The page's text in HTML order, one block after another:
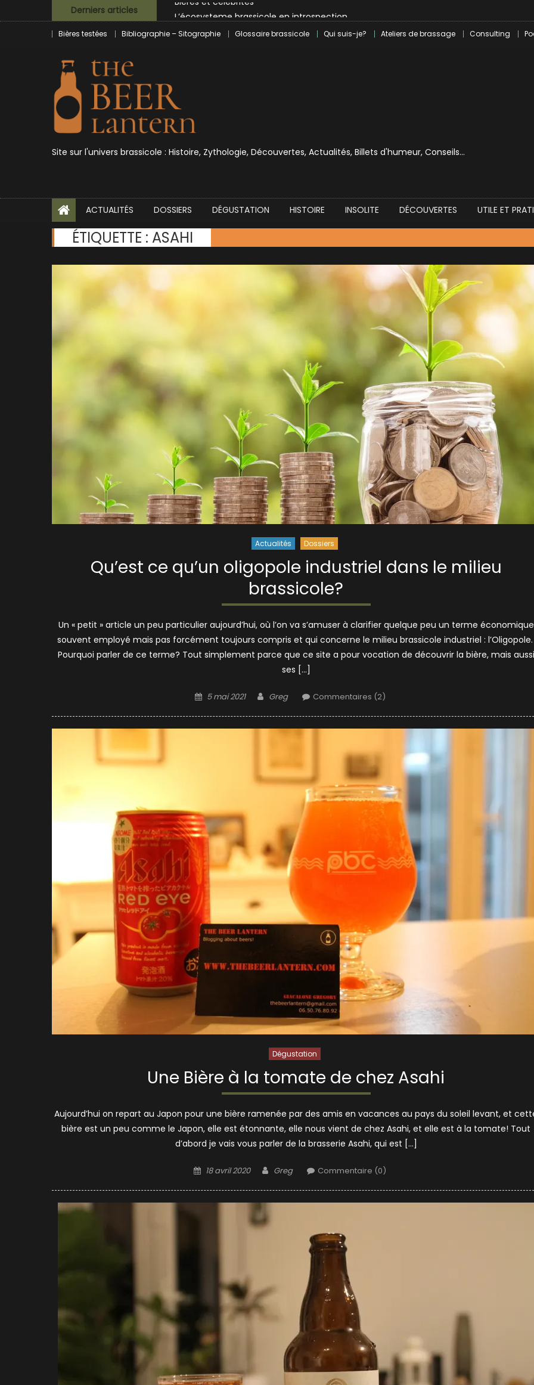
to
Derniers articles
Zoumaï : pionnier de la révolution craft à Marseille
L’intelligence artificielle dans le milieu brassicole
Bières testées Bibliographie – Sitographie Glossaire brassicole Qui suis-je? Ateliers de brassage Consulting
Site sur l'univers brassicole : Histoire, Zythologie, Découvertes, Actualités, Billets d'humeur, Conseils…
ACTUALITÉS DOSSIERS DÉGUSTATION HISTOIRE INSOLITE DÉCOUVERTES UTILE ET
ÉTIQUETTE : ASAHI
Actualités Dossiers
Qu’est ce qu’un oligopole industriel dans le milieu
brassicole?
Un « petit » article un peu particulier aujourd’hui, où l’on va s’amuser à clarifier quelque peu un terme économique
souvent employé mais pas forcément toujours compris et qui concerne le milieu brassicole industriel :
Pourquoi parler de ce terme? Tout simplement parce que ce site a pour vocation de découvrir la bière, mais aussi
ses […]
Posted
5 mai 2021 Author
Greg Commentaires (2)
Dégustation
Une Bière à la tomate de chez Asahi
Aujourd’hui on repart au Japon pour une bière ramenée par des amis en vacances au pays du soleil levant, et
bière est un peu comme le Japon, elle est étonnante, elle nous vient de chez Asahi, et elle est à la tomate! Tout
d’abord je vais vous parler de la brasserie Asahi, qui est […]
Posted
18 avril 2020 Author
Greg Commentaire (0)